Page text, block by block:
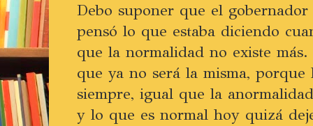
Debo suponer que el
pensó lo que estaba diciendo
que la normalidad no existe
que ya no será la misma,
siempre, igual que la
y lo que es normal hoy quizá